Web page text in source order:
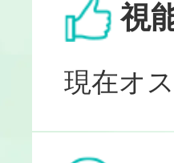
視
現在オ